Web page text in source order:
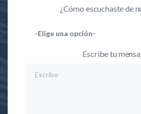
¿Cómo escuchaste de
-Elige una opción-
Escribe tu